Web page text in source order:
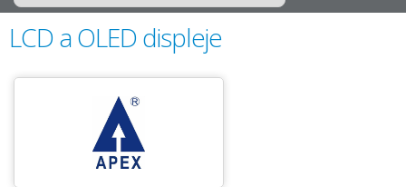
LCD a OLED displeje